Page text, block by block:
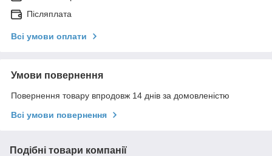
Післяплата
Всі умови оплати
Умови повернення
Повернення товару впродовж 14 днів за домовленістю
Всі умови повернення
Подібні товари компанії